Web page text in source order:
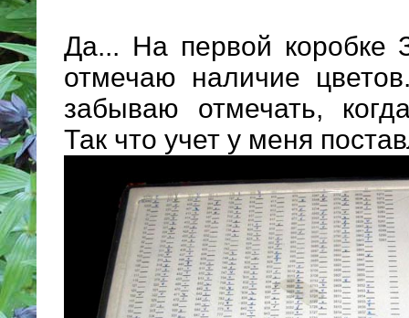
Да... На первой коробке
отмечаю наличие
забываю отмечать,
Так что учет у меня